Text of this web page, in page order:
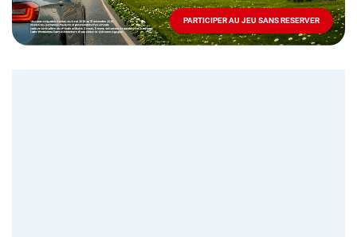
PARTICIPER AU JEU SANS RESERVER
PARTICIPER
AU
JEU